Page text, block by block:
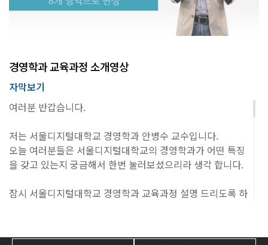
경영학과 교육과정 소개영상
자막보기
여러분 반갑습니다.
저는 서울디지털대학교 경영학과 안병수 교수입니다.
오늘 여러분들은 서울디지털대학교의 경영학과가 어떤 특징
을 갖고 있는지 궁금해서 한번 눌러보셨으리라 생각 합니다.
잠시 서울디지털대학교 경영학과 교육과정 설명 드리도록 하
킹은 국내외 다양한 대학교의 교육과정입니다.